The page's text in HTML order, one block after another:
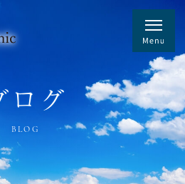
ログ
BLOG